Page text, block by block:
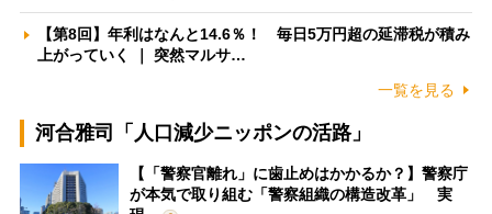
【第8回】年利はなんと14.6％！ 毎日5万円超の延滞税が積み
上がっていく ｜ 突然マルサ…
一覧を見る
河合雅司「人口減少ニッポンの活路」
【「警察官離れ」に歯止めはかかるか？】警察庁
が本気で取り組む「警察組織の構造改革」 実